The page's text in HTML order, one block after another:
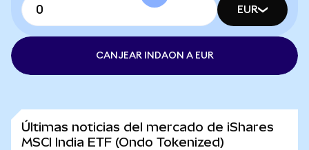
EUR
CANJEAR INDAON A EUR
Últimas noticias del mercado de iShares
MSCI India ETF (Ondo Tokenized)